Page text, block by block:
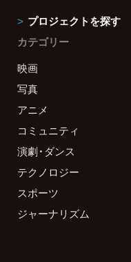
プロジェクトを探す
カテゴリー
映画
写真
アニメ
コミュニティ
演劇・ダンス
テクノロジー
スポーツ
ジャーナリズム